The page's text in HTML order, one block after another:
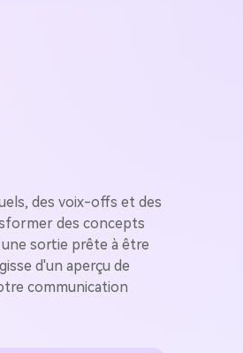
des voix-offs et des
des concepts
sortie prête à être
d'un aperçu de
communication